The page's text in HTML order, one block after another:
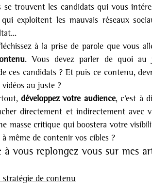
se trouvent les candidats qui vous
qui exploitent les mauvais réseaux
à la prise de parole que vous
. Vous devez parler de quoi au
ces candidats ? Et puis ce contenu,
au juste ?
développez votre audience, c’est à
directement et indirectement avec
masse critique qui boostera votre
même de contenir vos cibles ?
vous replongez vous sur mes
stratégie de contenu